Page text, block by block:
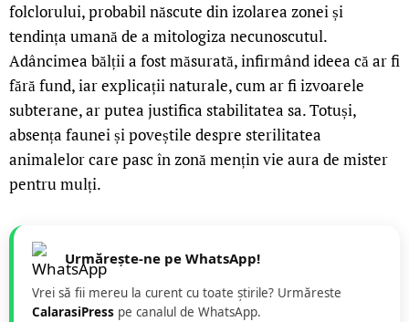
folclorului, probabil născute din izolarea zonei și
tendința umană de a mitologiza necunoscutul.
Adâncimea bălții a fost măsurată, infirmând ideea că ar fi
fără fund, iar explicații naturale, cum ar fi izvoarele
subterane, ar putea justifica stabilitatea sa. Totuși,
absența faunei și poveștile despre sterilitatea
animalelor care pasc în zonă mențin vie aura de mister
pentru mulți.
Urmărește-ne pe WhatsApp!
Vrei să fii mereu la curent cu toate știrile? Urmăreste
CalarasiPress pe canalul de WhatsApp.